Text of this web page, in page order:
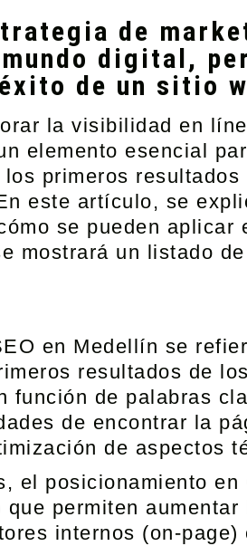
de
mundo digital,
de un sitio
la visibilidad en
elemento esencial
primeros
este artículo, se
se pueden aplicar
mostrará un listado
en Medellín se
resultados de
función de palabras
de encontrar la
de aspectos
el posicionamiento
permiten
internos (on-